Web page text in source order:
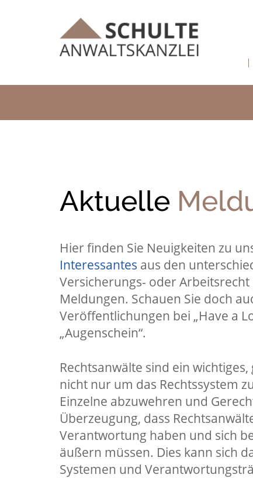
Aktuelle
Hier finden Sie Neuigkeiten zu
Interessantes aus den
Versicherungs- oder
Meldungen. Schauen Sie doch
Veröffentlichungen bei „Have a
„Augenschein“.
Rechtsanwälte sind ein
nicht nur um das Rechtssystem
Einzelne abzuwehren und
Überzeugung, dass
Verantwortung haben und sich
äußern müssen. Dies kann sich
Systemen und